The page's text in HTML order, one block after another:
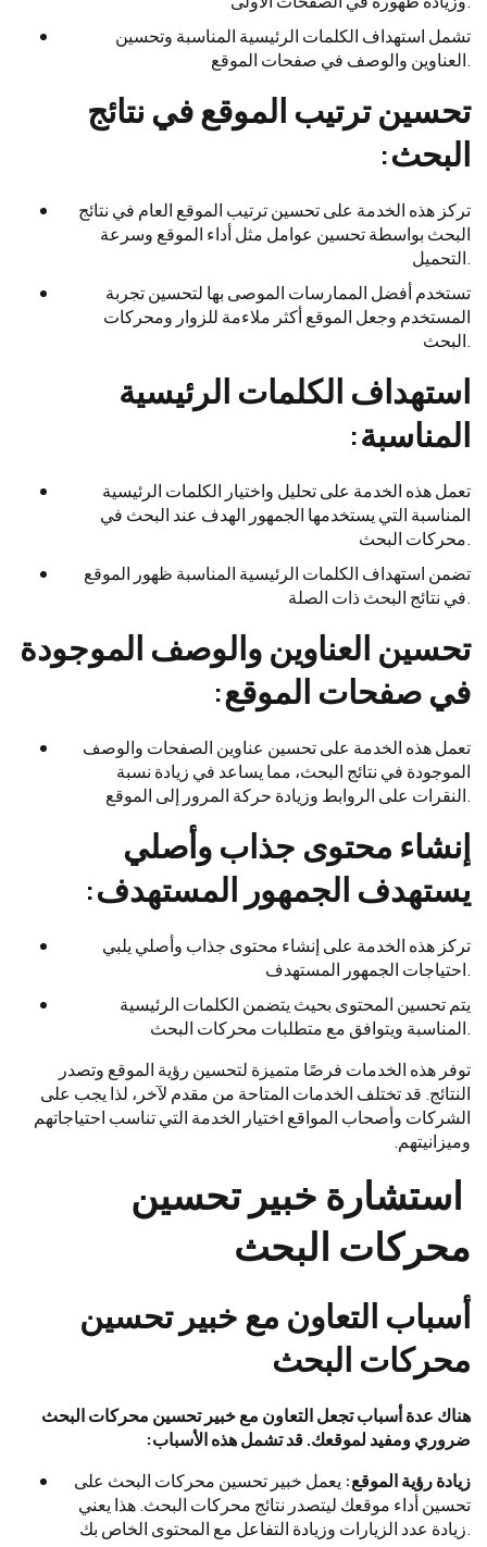
تشمل استهداف الكلمات الرئيسية المناسبة وتحسين
العناوين والوصف في صفحات الموقع.
تحسين ترتيب الموقع في نتائج
البحث:
تركز هذه الخدمة على تحسين ترتيب الموقع العام في نتائج
البحث بواسطة تحسين عوامل مثل أداء الموقع وسرعة
التحميل.
تستخدم أفضل الممارسات الموصى بها لتحسين تجربة
المستخدم وجعل الموقع أكثر ملاءمة للزوار ومحركات
البحث.
استهداف الكلمات الرئيسية
المناسبة:
تعمل هذه الخدمة على تحليل واختيار الكلمات الرئيسية
المناسبة التي يستخدمها الجمهور الهدف عند البحث في
محركات البحث.
تضمن استهداف الكلمات الرئيسية المناسبة ظهور الموقع
في نتائج البحث ذات الصلة.
تحسين العناوين والوصف الموجودة
في صفحات الموقع:
تعمل هذه الخدمة على تحسين عناوين الصفحات والوصف
الموجودة في نتائج البحث، مما يساعد في زيادة نسبة
النقرات على الروابط وزيادة حركة المرور إلى الموقع.
إنشاء محتوى جذاب وأصلي
يستهدف الجمهور المستهدف:
تركز هذه الخدمة على إنشاء محتوى جذاب وأصلي يلبي
احتياجات الجمهور المستهدف.
يتم تحسين المحتوى بحيث يتضمن الكلمات الرئيسية
المناسبة ويتوافق مع متطلبات محركات البحث.
توفر هذه الخدمات فرصًا متميزة لتحسين رؤية الموقع وتصدر
النتائج. قد تختلف الخدمات المتاحة من مقدم لآخر، لذا يجب على
الشركات وأصحاب المواقع اختيار الخدمة التي تناسب احتياجاتهم
وميزانيتهم.
استشارة خبير تحسين
محركات البحث
أسباب التعاون مع خبير تحسين
محركات البحث
هناك عدة أسباب تجعل التعاون مع خبير تحسين محركات البحث
ضروري ومفيد لموقعك. قد تشمل هذه الأسباب:
زيادة رؤية الموقع: يعمل خبير تحسين محركات البحث على
تحسين أداء موقعك ليتصدر نتائج محركات البحث. هذا يعني
زيادة عدد الزيارات وزيادة التفاعل مع المحتوى الخاص بك.